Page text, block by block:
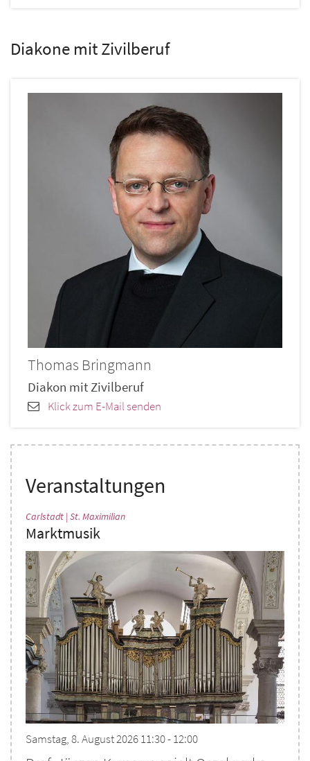
Diakone mit Zivilberuf
Thomas Bringmann
Diakon mit Zivilberuf
Klick zum E-Mail senden
Veranstaltungen
Carlstadt | St. Maximilian:
Marktmusik
Samstag, 8. August 2026 11:30 - 12:00